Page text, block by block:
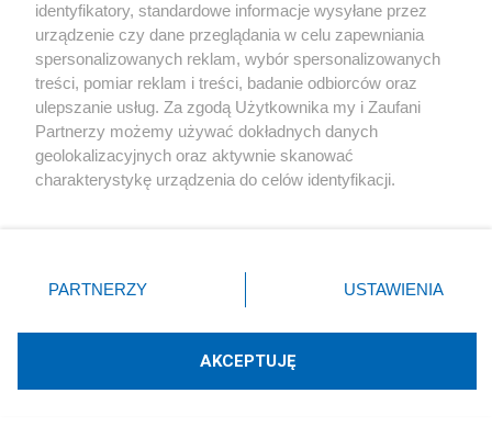
Komentarze
POKAŻ KOMENTARZE (34)
Rząd
identyfikatory, standardowe informacje wysyłane przez
urządzenie czy dane przeglądania w celu zapewniania
spersonalizowanych reklam, wybór spersonalizowanych
treści, pomiar reklam i treści, badanie odbiorców oraz
ulepszanie usług. Za zgodą Użytkownika my i Zaufani
Partnerzy możemy używać dokładnych danych
geolokalizacyjnych oraz aktywnie skanować
charakterystykę urządzenia do celów identyfikacji.
zmienić/wycofać klikając przycisk ustawień prywatności
znajdujący się w lewym dolnym rogu strony
rodzaje przetwarzania danych nie wymagają zgody
użytkownika, ale masz prawo sprzeciwić się takiemu
PARTNERZY USTAWIENIA
AKCEPTUJĘ